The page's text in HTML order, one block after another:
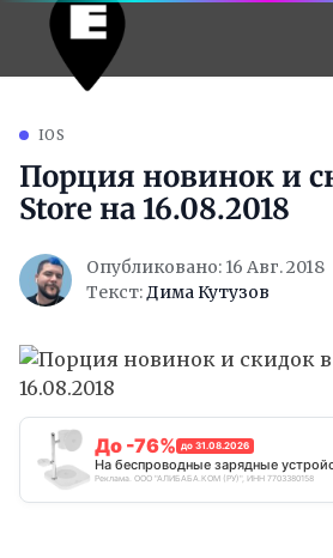
IOS
Порция новинок и
Store на 16.08.2018
Опубликовано: 16 Авг. 2018
Текст:Дима Кутузов
До -76% до 31.08.2026
На беспроводные зарядные
Реклама. ООО "АЛИБАБА.КОМ (РУ)", ИНН 7703380158